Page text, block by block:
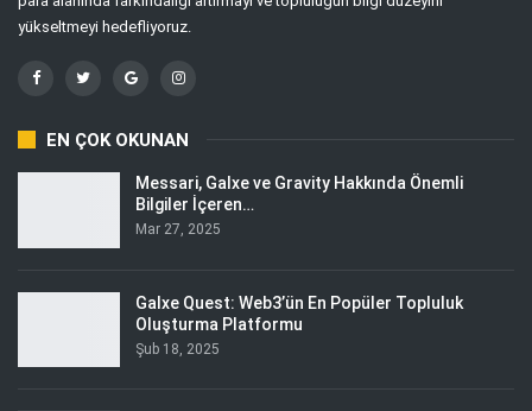
yükseltmeyi hedefliyoruz.
EN ÇOK OKUNAN
Messari, Galxe ve Gravity Hakkında Önemli
Bilgiler İçeren…
Mar 27, 2025
Galxe Quest: Web3’ün En Popüler Topluluk
Oluşturma Platformu
Şub 18, 2025